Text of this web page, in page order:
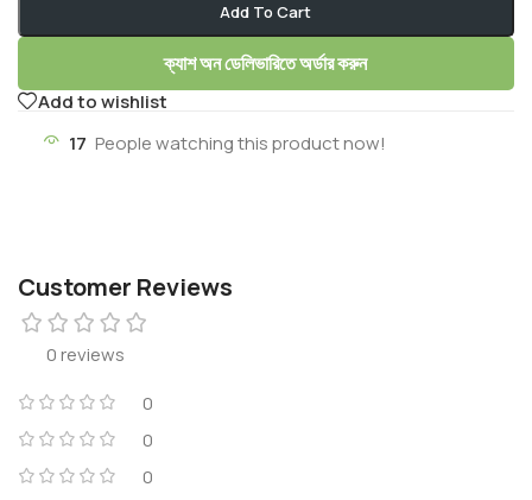
Add To Cart
ক্যাশ অন ডেলিভারিতে অর্ডার করুন
Add to wishlist
17 People watching this product now!
Customer Reviews
0 reviews
0
0
0